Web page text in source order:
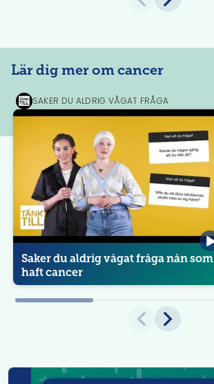
Lär dig mer om cancer
Tänk
till
SAKER DU ALDRIG VÅGAT FRÅGA
Saker du aldrig vågat fråga nån som
haft cancer